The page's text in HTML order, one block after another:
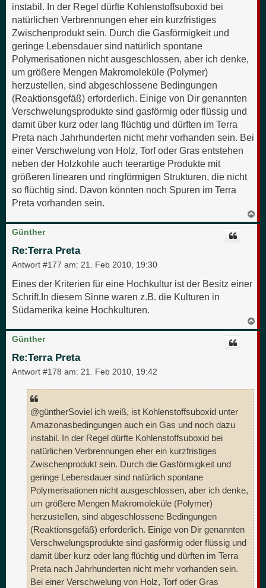
instabil. In der Regel dürfte Kohlenstoffsuboxid bei
natürlichen Verbrennungen eher ein kurzfristiges
Zwischenprodukt sein. Durch die Gasförmigkeit und
geringe Lebensdauer sind natürlich spontane
Polymerisationen nicht ausgeschlossen, aber ich denke,
um größere Mengen Makromoleküle (Polymer)
herzustellen, sind abgeschlossene Bedingungen
(Reaktionsgefäß) erforderlich. Einige von Dir genannten
Verschwelungsprodukte sind gasförmig oder flüssig und
damit über kurz oder lang flüchtig und dürften im Terra
Preta nach Jahrhunderten nicht mehr vorhanden sein. Bei
einer Verschwelung von Holz, Torf oder Gras entstehen
neben der Holzkohle auch teerartige Produkte mit
größeren linearen und ringförmigen Strukturen, die nicht
so flüchtig sind. Davon könnten noch Spuren im Terra
Preta vorhanden sein.
a
Günther
Re:Terra Preta
Antwort #177 am: 21. Feb 2010, 19:30
Eines der Kriterien für eine Hochkultur ist der Besitz einer
Schrift.In diesem Sinne waren z.B. die Kulturen in
Südamerika keine Hochkulturen.
a
Günther
Re:Terra Preta
Antwort #178 am: 21. Feb 2010, 19:42
@güntherSoviel ich weiß, ist Kohlenstoffsuboxid unter
Amazonasbedingungen auch ein Gas und noch dazu
instabil. In der Regel dürfte Kohlenstoffsuboxid bei
natürlichen Verbrennungen eher ein kurzfristiges
Zwischenprodukt sein. Durch die Gasförmigkeit und
geringe Lebensdauer sind natürlich spontane
Polymerisationen nicht ausgeschlossen, aber ich denke,
um größere Mengen Makromoleküle (Polymer)
herzustellen, sind abgeschlossene Bedingungen
(Reaktionsgefäß) erforderlich. Einige von Dir genannten
Verschwelungsprodukte sind gasförmig oder flüssig und
damit über kurz oder lang flüchtig und dürften im Terra
Preta nach Jahrhunderten nicht mehr vorhanden sein.
Bei einer Verschwelung von Holz, Torf oder Gras